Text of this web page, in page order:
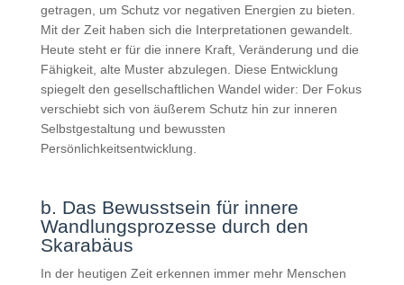
getragen, um Schutz vor negativen Energien zu bieten.
Mit der Zeit haben sich die Interpretationen gewandelt.
Heute steht er für die innere Kraft, Veränderung und die
Fähigkeit, alte Muster abzulegen. Diese Entwicklung
spiegelt den gesellschaftlichen Wandel wider: Der Fokus
verschiebt sich von äußerem Schutz hin zur inneren
Selbstgestaltung und bewussten
Persönlichkeitsentwicklung.
b. Das Bewusstsein für innere
Wandlungsprozesse durch den
Skarabäus
In der heutigen Zeit erkennen immer mehr Menschen